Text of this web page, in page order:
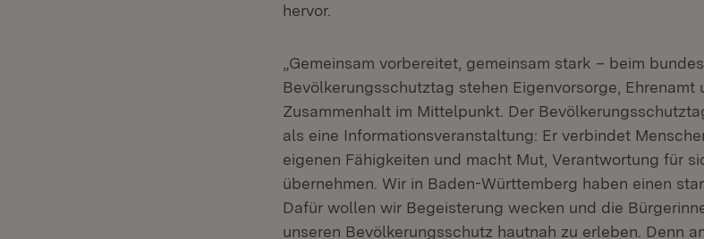
hervor.
„Gemeinsam vorbereitet, gemeinsam stark – beim
Bevölkerungsschutztag stehen Eigenvorsorge,
Zusammenhalt im Mittelpunkt. Der
als eine Informationsveranstaltung: Er verbindet
eigenen Fähigkeiten und macht Mut, Verantwortung für
übernehmen. Wir in Baden-Württemberg haben einen
Dafür wollen wir Begeisterung wecken und die
unseren Bevölkerungsschutz hautnah zu erleben. Denn